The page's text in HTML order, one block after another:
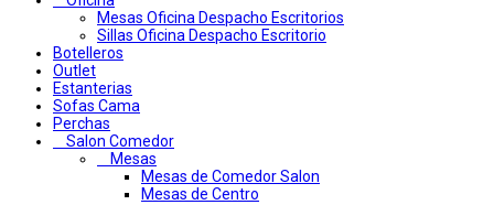
Mesas Oficina Despacho Escritorios
Sillas Oficina Despacho Escritorio
Botelleros
Outlet
Estanterias
Sofas Cama
Perchas
Salon Comedor
Mesas
Mesas de Comedor Salon
Mesas de Centro